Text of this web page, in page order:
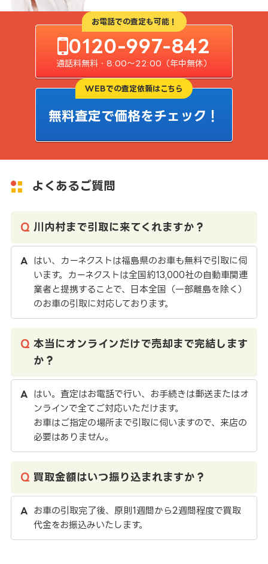
お電話での査定も可能！
0120-997-842
通話料無料・8:00〜22:00（年中無休）
WEBでの査定依頼はこちら
無料査定で価格をチェック！
よくあるご質問
川内村まで引取に来てくれますか？
はい、カーネクストは福島県のお車も無料で引取に伺
います。カーネクストは全国約13,000社の自動車関連
業者と提携することで、日本全国（一部離島を除く）
のお車の引取に対応しております。
本当にオンラインだけで売却まで完結します
か？
はい。査定はお電話で行い、お手続きは郵送またはオ
ンラインで全てご対応いただけます。
お車はご指定の場所まで引取に伺いますので、来店の
必要はありません。
買取金額はいつ振り込まれますか？
お車の引取完了後、原則1週間から2週間程度で買取
代金をお振込みいたします。